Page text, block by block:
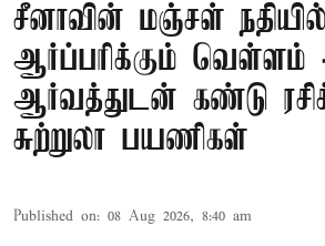
சீனாவின் மஞ்சள் நதியில்
ஆர்ப்பரிக்கும் வெள்ளம்
ஆர்வத்துடன் கண்டு
சுற்றுலா பயணிகள்
Published on: 08 Aug 2026, 8:40 am